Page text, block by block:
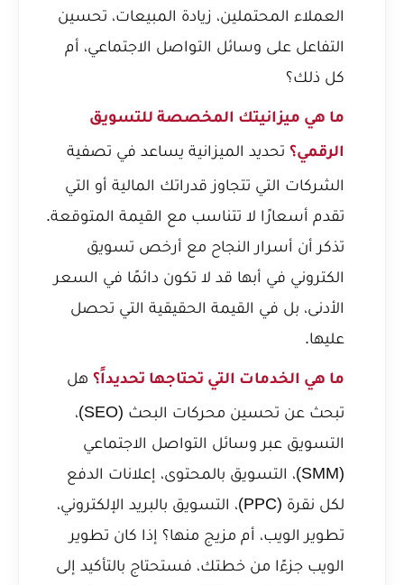
العملاء المحتملين، زيادة المبيعات، تحسين
التفاعل على وسائل التواصل الاجتماعي، أم
كل ذلك؟
ما هي ميزانيتك المخصصة للتسويق
الرقمي؟ تحديد الميزانية يساعد في تصفية
الشركات التي تتجاوز قدراتك المالية أو التي
تقدم أسعارًا لا تتناسب مع القيمة المتوقعة.
تذكر أن أسرار النجاح مع أرخص تسويق
الكتروني في أبها قد لا تكون دائمًا في السعر
الأدنى، بل في القيمة الحقيقية التي تحصل
عليها.
ما هي الخدمات التي تحتاجها تحديداً؟ هل
تبحث عن تحسين محركات البحث (SEO)،
التسويق عبر وسائل التواصل الاجتماعي
(SMM)، التسويق بالمحتوى، إعلانات الدفع
لكل نقرة (PPC)، التسويق بالبريد الإلكتروني،
تطوير الويب، أم مزيج منها؟ إذا كان تطوير
الويب جزءًا من خطتك، فستحتاج بالتأكيد إلى